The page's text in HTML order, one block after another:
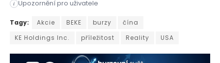
i Upozornění pro uživatele
Čínský realitní trh čelí v posledních letech hluboké krizi, ale
Tagy: Akcie BEKE burzy
čína
KE Holdings Inc.
příležitost Reality USA